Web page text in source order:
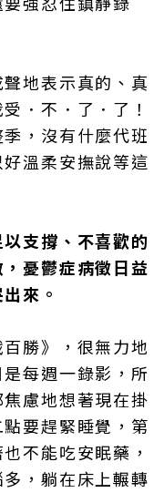
地表示真的、真
．不．了．了！
，沒有什麼代班
溫柔安撫說等這
支撐、不喜歡的
憂鬱症病徵日益
來。
勝》，很無力地
每週一錄影，所
慮地想著現在掛
要趕緊睡覺，第
不能吃安眠藥，
，躺在床上輾轉